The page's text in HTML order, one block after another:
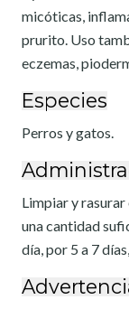
micóticas,
prurito. Uso
eczemas,
Especies
Perros y gatos.
Limpiar y
una cantidad
día, por 5 a 7